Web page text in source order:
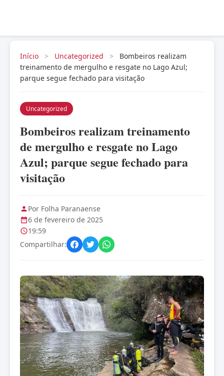
Início > Uncategorized >
Bombeiros realizam
treinamento de mergulho e resgate no Lago Azul;
parque segue fechado para visitação
Uncategorized
Bombeiros realizam treinamento
de mergulho e resgate no Lago
Azul; parque segue fechado para
visitação
Por Folha Paranaense
6 de fevereiro de 2025
19:59
Compartilhar: